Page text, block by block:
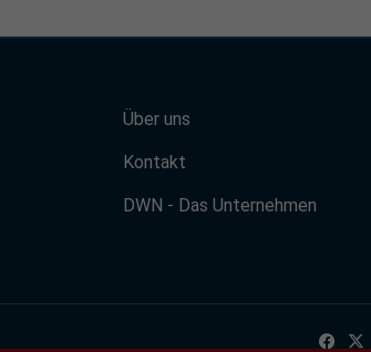
Über uns
Kontakt
DWN - Das Unternehmen